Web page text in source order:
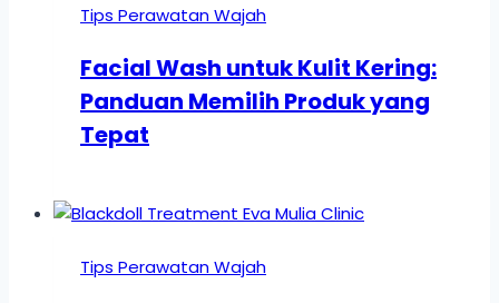
Tips Perawatan Wajah
Facial Wash untuk Kulit Kering:
Panduan Memilih Produk yang
Tepat
Tips Perawatan Wajah